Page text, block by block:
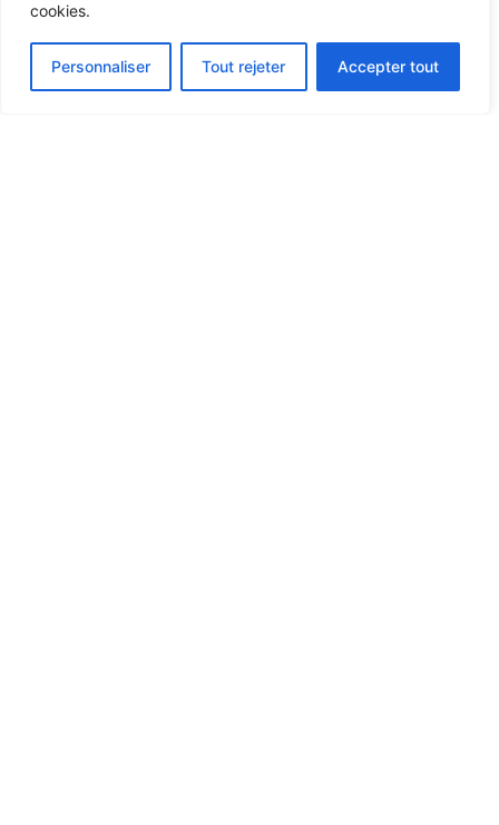
cookies.
Personnaliser Tout rejeter Accepter tout